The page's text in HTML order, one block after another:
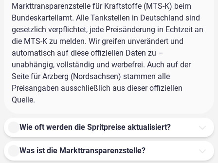
Markttransparenzstelle für Kraftstoffe (MTS-K) beim
Bundeskartellamt. Alle Tankstellen in Deutschland sind
gesetzlich verpflichtet, jede Preisänderung in Echtzeit an
die MTS-K zu melden. Wir greifen unverändert und
automatisch auf diese offiziellen Daten zu –
unabhängig, vollständig und werbefrei. Auch auf der
Seite für Arzberg (Nordsachsen) stammen alle
Preisangaben ausschließlich aus dieser offiziellen
Quelle.
Wie oft werden die Spritpreise aktualisiert?
Was ist die Markttransparenzstelle?